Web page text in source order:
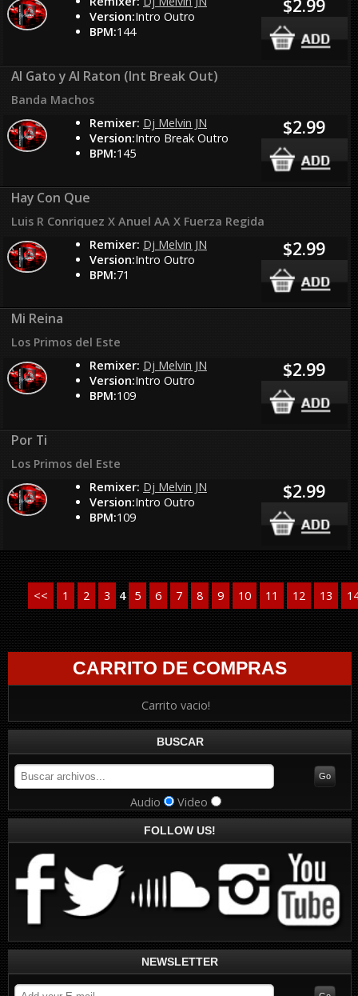
Version:Intro Outro
BPM:144
$2.99
Al Gato y Al Raton (Int Break Out)
Banda Machos
Remixer: Dj Melvin JN
Version:Intro Break Outro
BPM:145
$2.99
Hay Con Que
Luis R Conriquez X Anuel AA X Fuerza Regida
Remixer: Dj Melvin JN
Version:Intro Outro
BPM:71
$2.99
Mi Reina
Los Primos del Este
Remixer: Dj Melvin JN
Version:Intro Outro
BPM:109
$2.99
Por Ti
Los Primos del Este
Remixer: Dj Melvin JN
Version:Intro Outro
BPM:109
$2.99
<< 1 2 3 4 5 6 7 8 9 10 11 12 13
CARRITO DE COMPRAS
Carrito vacio!
BUSCAR
Audio Video
FOLLOW US!
NEWSLETTER